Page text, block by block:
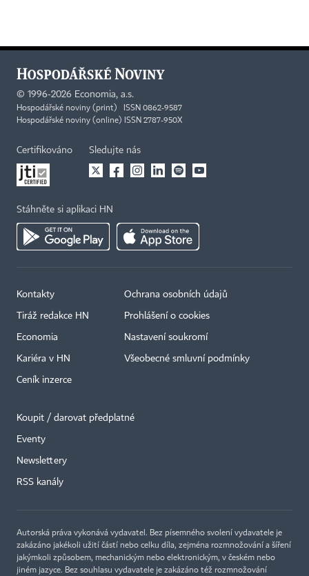
© 1996-2026 Economia, a.s.
Hospodářské noviny (print) ISSN 0862-9587
Hospodářské noviny (online) ISSN 2787-950X
Certifikováno Sledujte nás
Stáhněte si aplikaci HN
Kontakty
Tiráž redakce HN
Economia
Kariéra v HN
Ceník inzerce
Ochrana osobních údajů
Prohlášení o cookies
Nastavení soukromí
Všeobecné smluvní podmínky
Koupit / darovat předplatné
Eventy
Newslettery
RSS kanály
Autorská práva vykonává vydavatel. Bez písemného svolení vydavatele je
zakázáno jakékoli užití částí nebo celku díla, zejména rozmnožování a šíření
jakýmkoli způsobem, mechanickým nebo elektronickým, v českém nebo
jiném jazyce. Bez souhlasu vydavatele je zakázáno též rozmnožování